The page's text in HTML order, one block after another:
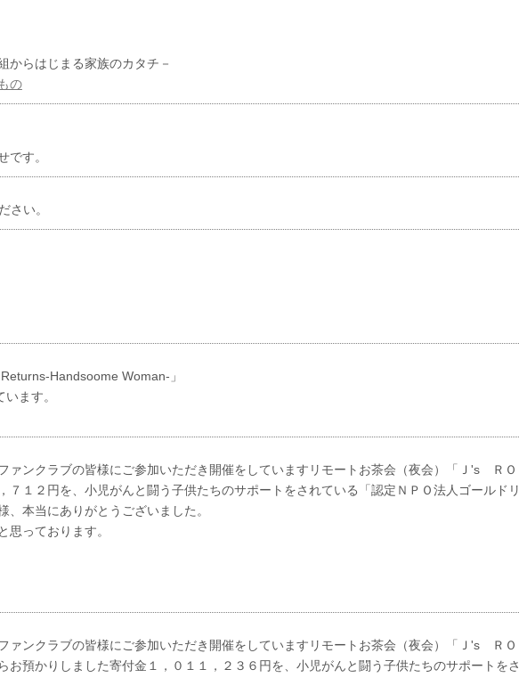
からはじまる家族のカタチ－
の
です。
さい。
Woman‐」
ます。
ァンクラブの皆様にご参加いただき開催をしていますリモートお茶会（夜会）「Ｊ's ＲＯ
７１２円を、小児がんと闘う子供たちのサポートをされている「認定ＮＰＯ法人ゴールド
本当にありがとうございました。
思っております。
ァンクラブの皆様にご参加いただき開催をしていますリモートお茶会（夜会）「Ｊ's ＲＯ
お預かりしました寄付金１，０１１，２３６円を、小児がんと闘う子供たちのサポート